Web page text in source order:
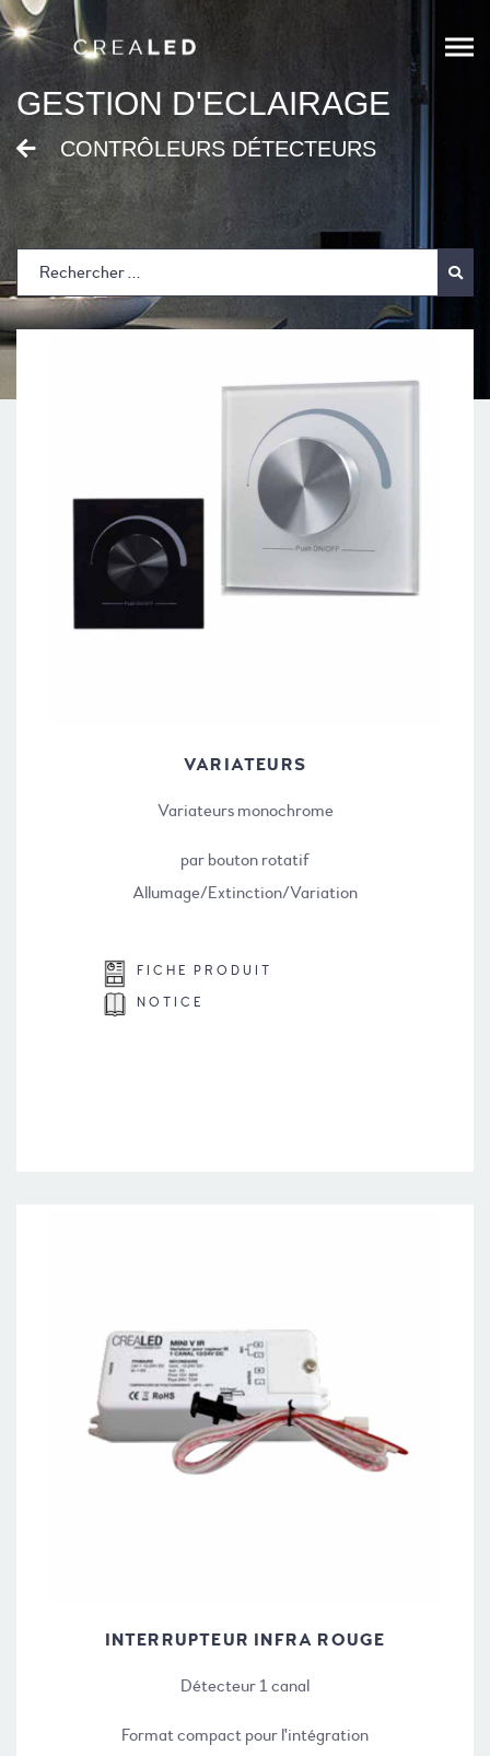
;
GESTION D'ECLAIRAGE
CONTRÔLEURS DÉTECTEURS
VARIATEURS
Variateurs monochrome
par bouton rotatif
Allumage/Extinction/Variation
FICHE PRODUIT
NOTICE
INTERRUPTEUR INFRA ROUGE
Détecteur 1 canal
Format compact pour l'intégration